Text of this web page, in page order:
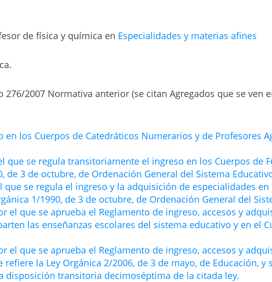
de física y química en Especialidades y materias afines
2007 Normativa anterior (se citan Agregados que se ven
los Cuerpos de Catedráticos Numerarios y de Profesores
que se regula transitoriamente el ingreso en los Cuerpos de
de 3 de octubre, de Ordenación General del Sistema
que se regula el ingreso y la adquisición de especialidades
1/1990, de 3 de octubre, de Ordenación General del
el que se aprueba el Reglamento de ingreso, accesos y
las enseñanzas escolares del sistema educativo y en el
el que se aprueba el Reglamento de ingreso, accesos y
la Ley Orgánica 2/2006, de 3 de mayo, de Educación, y
transitoria decimoséptima de la citada ley.